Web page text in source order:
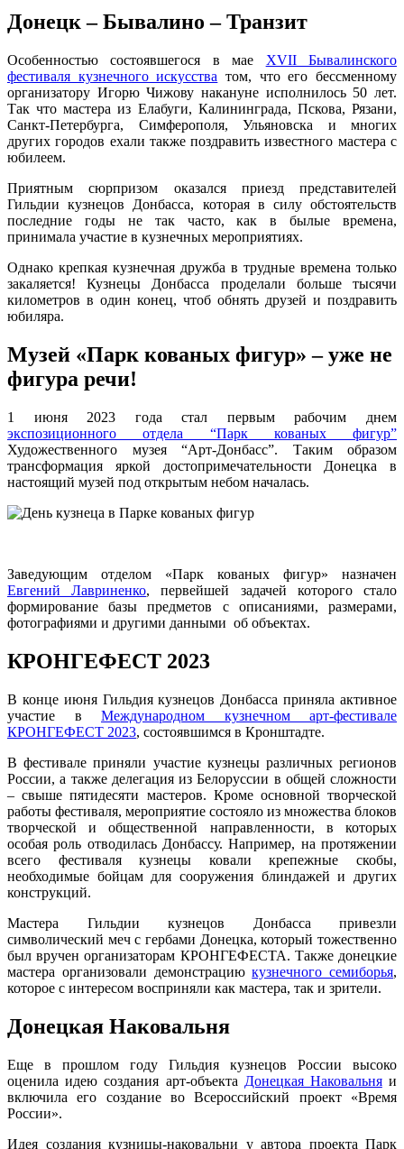
Донецк – Бывалино – Транзит
Особенностью состоявшегося в мае XVII Бывалинского
фестиваля кузнечного искусства том, что его бессменному
организатору Игорю Чижову накануне исполнилось 50 лет.
Так что мастера из Елабуги, Калининграда, Пскова, Рязани,
Санкт-Петербурга, Симферополя, Ульяновска и многих
других городов ехали также поздравить известного мастера с
юбилеем.
Приятным сюрпризом оказался приезд представителей
Гильдии кузнецов Донбасса, которая в силу обстоятельств
последние годы не так часто, как в былые времена,
принимала участие в кузнечных мероприятиях.
Однако крепкая кузнечная дружба в трудные времена только
закаляется! Кузнецы Донбасса проделали больше тысячи
километров в один конец, чтоб обнять друзей и поздравить
юбиляра.
Музей «Парк кованых фигур» – уже не
фигура речи!
1 июня 2023 года стал первым рабочим днем
экспозиционного отдела “Парк кованых фигур”
Художественного музея “Арт-Донбасс”. Таким образом
трансформация яркой достопримечательности Донецка в
настоящий музей под открытым небом началась.
Заведующим отделом «Парк кованых фигур» назначен
Евгений Лавриненко, первейшей задачей которого стало
формирование базы предметов с описаниями, размерами,
фотографиями и другими данными об объектах.
КРОНГЕФЕСТ 2023
В конце июня Гильдия кузнецов Донбасса приняла активное
участие в Международном кузнечном арт-фестивале
КРОНГЕФЕСТ 2023, состоявшимся в Кронштадте.
В фестивале приняли участие кузнецы различных регионов
России, а также делегация из Белоруссии в общей сложности
– свыше пятидесяти мастеров. Кроме основной творческой
работы фестиваля, мероприятие состояло из множества блоков
творческой и общественной направленности, в которых
особая роль отводилась Донбассу. Например, на протяжении
всего фестиваля кузнецы ковали крепежные скобы,
необходимые бойцам для сооружения блиндажей и других
конструкций.
Мастера Гильдии кузнецов Донбасса привезли
символический меч с гербами Донецка, который тожественно
был вручен организаторам КРОНГЕФЕСТА. Также донецкие
мастера организовали демонстрациюкузнечного семиборья,
которое с интересом восприняли как мастера, так и зрители.
Донецкая Наковальня
Еще в прошлом году Гильдия кузнецов России высоко
оценила идею создания арт-объекта Донецкая Наковальняи
включила его создание во Всероссийский проект «Время
России».
Идея создания кузницы-наковальни у автора проекта Парк